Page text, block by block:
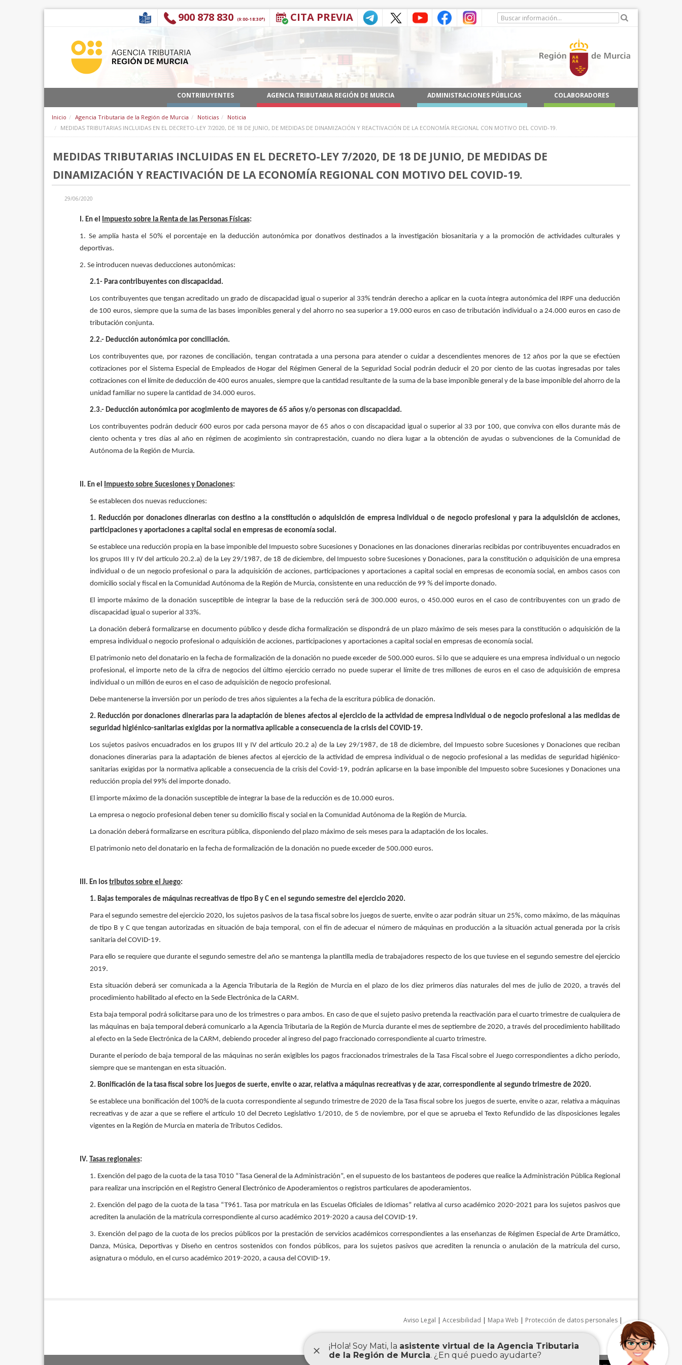
CITA PREVIA
900 878 830 (9:00-18:30*)
CONTRIBUYENTES AGENCIA TRIBUTARIA REGIÓN DE MURCIA ADMINISTRACIONES PÚBLICAS COLABORADORES
Inicio Agencia Tributaria de la Región de Murcia Noticias
Noticia
MEDIDAS TRIBUTARIAS INCLUIDAS EN EL DECRETO-LEY 7/2020, DE 18 DE JUNIO, DE MEDIDAS DE DINAMIZACIÓN Y REACTIVACIÓN DE LA ECONOMÍA REGIONAL CON MOTIVO DEL COVID-19.
MEDIDAS TRIBUTARIAS INCLUIDAS EN EL DECRETO-LEY 7/2020, DE 18 DE JUNIO, DE MEDIDAS DE
DINAMIZACIÓN Y REACTIVACIÓN DE LA ECONOMÍA REGIONAL CON MOTIVO DEL COVID-19.
29/06/2020
I. En el Impuesto sobre la Renta de las Personas Físicas:
1. Se amplía hasta el 50% el porcentaje en la deducción autonómica por donativos destinados a la investigación biosanitaria y a la promoción de actividades culturales y
deportivas.
2. Se introducen nuevas deducciones autonómicas:
2.1- Para contribuyentes con discapacidad.
Los contribuyentes que tengan acreditado un grado de discapacidad igual o superior al 33% tendrán derecho a aplicar en la cuota íntegra autonómica del IRPF una deducción
de 100 euros, siempre que la suma de las bases imponibles general y del ahorro no sea superior a 19.000 euros en caso de tributación individual o a 24.000 euros en caso de
tributación conjunta.
2.2.- Deducción autonómica por conciliación.
Los contribuyentes que, por razones de conciliación, tengan contratada a una persona para atender o cuidar a descendientes menores de 12 años por la que se efectúen
cotizaciones por el Sistema Especial de Empleados de Hogar del Régimen General de la Seguridad Social podrán deducir el 20 por ciento de las cuotas ingresadas por tales
cotizaciones con el límite de deducción de 400 euros anuales, siempre que la cantidad resultante de la suma de la base imponible general y de la base imponible del ahorro de la
unidad familiar no supere la cantidad de 34.000 euros.
2.3.- Deducción autonómica por acogimiento de mayores de 65 años y/o personas con discapacidad.
Los contribuyentes podrán deducir 600 euros por cada persona mayor de 65 años o con discapacidad igual o superior al 33 por 100, que conviva con ellos durante más de
ciento ochenta y tres días al año en régimen de acogimiento sin contraprestación, cuando no diera lugar a la obtención de ayudas o subvenciones de la Comunidad de
Autónoma de la Región de Murcia.
II. En el Impuesto sobre Sucesiones y Donaciones:
Se establecen dos nuevas reducciones:
1. Reducción por donaciones dinerarias con destino a la constitución o adquisición de empresa individual o de negocio profesional y para la adquisición de acciones,
participaciones y aportaciones a capital social en empresas de economía social.
Se establece una reducción propia en la base imponible del Impuesto sobre Sucesiones y Donaciones en las donaciones dinerarias recibidas por contribuyentes encuadrados en
los grupos III y IV del artículo 20.2.a) de la Ley 29/1987, de 18 de diciembre, del Impuesto sobre Sucesiones y Donaciones, para la constitución o adquisición de una empresa
individual o de un negocio profesional o para la adquisición de acciones, participaciones y aportaciones a capital social en empresas de economía social, en ambos casos con
domicilio social y fiscal en la Comunidad Autónoma de la Región de Murcia, consistente en una reducción de 99 % del importe donado.
El importe máximo de la donación susceptible de integrar la base de la reducción será de 300.000 euros, o 450.000 euros en el caso de contribuyentes con un grado de
discapacidad igual o superior al 33%.
La donación deberá formalizarse en documento público y desde dicha formalización se dispondrá de un plazo máximo de seis meses para la constitución o adquisición de la
empresa individual o negocio profesional o adquisición de acciones, participaciones y aportaciones a capital social en empresas de economía social.
El patrimonio neto del donatario en la fecha de formalización de la donación no puede exceder de 500.000 euros. Si lo que se adquiere es una empresa individual o un negocio
profesional, el importe neto de la cifra de negocios del último ejercicio cerrado no puede superar el límite de tres millones de euros en el caso de adquisición de empresa
individual o un millón de euros en el caso de adquisición de negocio profesional.
Debe mantenerse la inversión por un período de tres años siguientes a la fecha de la escritura pública de donación.
2. Reducción por donaciones dinerarias para la adaptación de bienes afectos al ejercicio de la actividad de empresa individual o de negocio profesional a las medidas de
seguridad higiénico-sanitarias exigidas por la normativa aplicable a consecuencia de la crisis del COVID-19.
Los sujetos pasivos encuadrados en los grupos III y IV del artículo 20.2 a) de la Ley 29/1987, de 18 de diciembre, del Impuesto sobre Sucesiones y Donaciones que reciban
donaciones dinerarias para la adaptación de bienes afectos al ejercicio de la actividad de empresa individual o de negocio profesional a las medidas de seguridad higiénico-
sanitarias exigidas por la normativa aplicable a consecuencia de la crisis del Covid-19, podrán aplicarse en la base imponible del Impuesto sobre Sucesiones y Donaciones una
reducción propia del 99% del importe donado.
El importe máximo de la donación susceptible de integrar la base de la reducción es de 10.000 euros.
La empresa o negocio profesional deben tener su domicilio fiscal y social en la Comunidad Autónoma de la Región de Murcia.
La donación deberá formalizarse en escritura pública, disponiendo del plazo máximo de seis meses para la adaptación de los locales.
El patrimonio neto del donatario en la fecha de formalización de la donación no puede exceder de 500.000 euros.
III. En los tributos sobre el Juego:
1. Bajas temporales de máquinas recreativas de tipo B y C en el segundo semestre del ejercicio 2020.
Para el segundo semestre del ejercicio 2020, los sujetos pasivos de la tasa fiscal sobre los juegos de suerte, envite o azar podrán situar un 25%, como máximo, de las máquinas
de tipo B y C que tengan autorizadas en situación de baja temporal, con el fin de adecuar el número de máquinas en producción a la situación actual generada por la crisis
sanitaria del COVID-19.
Para ello se requiere que durante el segundo semestre del año se mantenga la plantilla media de trabajadores respecto de los que tuviese en el segundo semestre del ejercicio
2019.
Esta situación deberá ser comunicada a la Agencia Tributaria de la Región de Murcia en el plazo de los diez primeros días naturales del mes de julio de 2020, a través del
procedimiento habilitado al efecto en la Sede Electrónica de la CARM.
Esta baja temporal podrá solicitarse para uno de los trimestres o para ambos. En caso de que el sujeto pasivo pretenda la reactivación para el cuarto trimestre de cualquiera de
las máquinas en baja temporal deberá comunicarlo a la Agencia Tributaria de la Región de Murcia durante el mes de septiembre de 2020, a través del procedimiento habilitado
al efecto en la Sede Electrónica de la CARM, debiendo proceder al ingreso del pago fraccionado correspondiente al cuarto trimestre.
Durante el período de baja temporal de las máquinas no serán exigibles los pagos fraccionados trimestrales de la Tasa Fiscal sobre el Juego correspondientes a dicho período,
siempre que se mantengan en esta situación.
2. Bonificación de la tasa fiscal sobre los juegos de suerte, envite o azar, relativa a máquinas recreativas y de azar, correspondiente al segundo trimestre de 2020.
Se establece una bonificación del 100% de la cuota correspondiente al segundo trimestre de 2020 de la Tasa fiscal sobre los juegos de suerte, envite o azar, relativa a máquinas
recreativas y de azar a que se refiere el artículo 10 del Decreto Legislativo 1/2010, de 5 de noviembre, por el que se aprueba el Texto Refundido de las disposiciones legales
vigentes en la Región de Murcia en materia de Tributos Cedidos.
IV. Tasas regionales:
1. Exención del pago de la cuota de la tasa T010 “Tasa General de la Administración”, en el supuesto de los bastanteos de poderes que realice la Administración Pública Regional
para realizar una inscripción en el Registro General Electrónico de Apoderamientos o registros particulares de apoderamientos.
2. Exención del pago de la cuota de la tasa “T961. Tasa por matrícula en las Escuelas Oficiales de Idiomas” relativa al curso académico 2020-2021 para los sujetos pasivos que
acrediten la anulación de la matrícula correspondiente al curso académico 2019-2020 a causa del COVID-19.
3. Exención del pago de la cuota de los precios públicos por la prestación de servicios académicos correspondientes a las enseñanzas de Régimen Especial de Arte Dramático,
Danza, Música, Deportivas y Diseño en centros sostenidos con fondos públicos, para los sujetos pasivos que acrediten la renuncia o anulación de la matrícula del curso,
asignatura o módulo, en el curso académico 2019-2020, a causa del COVID-19.
Aviso Legal | Accesibilidad | Mapa Web | Protección de datos personales |